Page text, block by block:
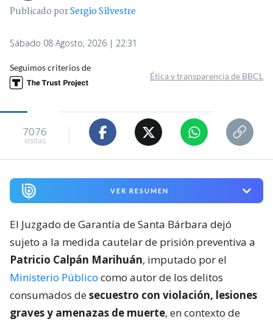
Publicado porSergio Silvestre
Sábado 08 Agosto, 2026 | 22:31
Seguimos criterios de
Ética y transparencia de BBCL
7076
visitas
VER RESUMEN
El Juzgado de Garantía de Santa Bárbara dejó
sujeto a la medida cautelar de prisión preventiva a
Patricio Calpán Marihuán, imputado por el
Ministerio Público como autor de los delitos
consumados desecuestro con violación, lesiones
graves y amenazas de muerte, en contexto de